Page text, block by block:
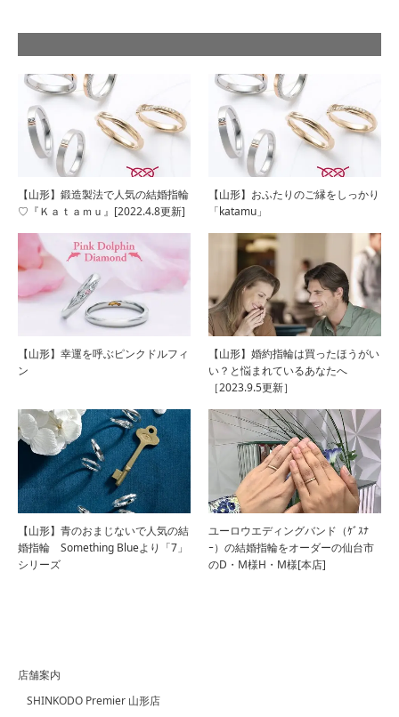
【山形】鍛造製法で人気の結婚指輪
♡『Ｋａｔａｍｕ』[2022.4.8更新]
【山形】おふたりのご縁をしっかり
「katamu」
【山形】幸運を呼ぶピンクドルフィ
ン
【山形】婚約指輪は買ったほうがい
い？と悩まれているあなたへ
［2023.9.5更新］
【山形】青のおまじないで人気の結
婚指輪 Something Blueより「7」
シリーズ
ユーロウエディングバンド（ｹﾞｽﾅ
ｰ）の結婚指輪をオーダーの仙台市
のD・M様H・M様[本店]
店舗案内
SHINKODO Premier 山形店